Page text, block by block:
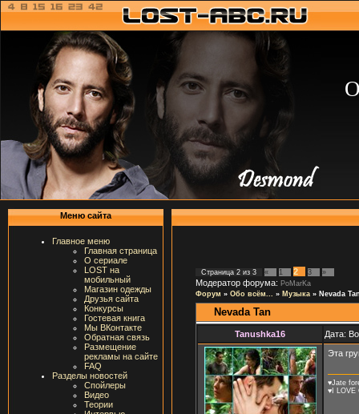
Меню сайта
Главное меню
Главная страница
О сериале
LOST на
мобильный
Магазин одежды
Друзья сайта
Конкурсы
Гостевая книга
Мы ВКонтакте
Обратная связь
Размещение
рекламы на сайте
FAQ
Разделы новостей
Спойлеры
Видео
Теории
Страница 2 из 3 « 1 2 3 »
Модератор форума: PoMarKa
Форум » Обо всём... » Музыка » Nevada
Nevada Tan
Tanushka16 Дата:
Эта
♥Jate
♥I